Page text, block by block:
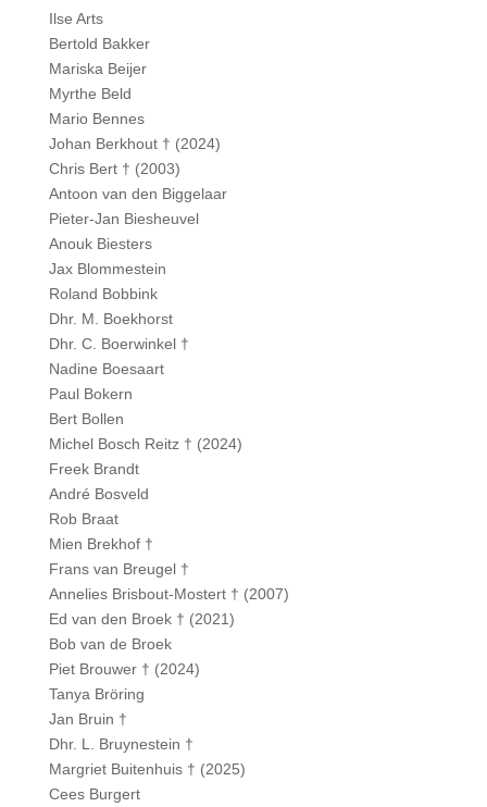
Ilse Arts
Bertold Bakker
Mariska Beijer
Myrthe Beld
Mario Bennes
Johan Berkhout † (2024)
Chris Bert † (2003)
Antoon van den Biggelaar
Pieter-Jan Biesheuvel
Anouk Biesters
Jax Blommestein
Roland Bobbink
Dhr. M. Boekhorst
Dhr. C. Boerwinkel †
Nadine Boesaart
Paul Bokern
Bert Bollen
Michel Bosch Reitz † (2024)
Freek Brandt
André Bosveld
Rob Braat
Mien Brekhof †
Frans van Breugel †
Annelies Brisbout-Mostert † (2007)
Ed van den Broek † (2021)
Bob van de Broek
Piet Brouwer † (2024)
Tanya Bröring
Jan Bruin †
Dhr. L. Bruynestein †
Margriet Buitenhuis † (2025)
Cees Burgert